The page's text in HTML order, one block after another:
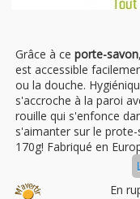
Grâce à ce porte-savon
est accessible
ou la douche.
s'accroche à la paroi
rouille qui s'enfonce
s'aimanter sur le
170g! Fabriqué en
En